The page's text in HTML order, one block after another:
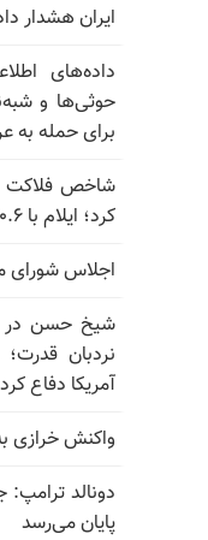
ایران هشدار
داده‌های
حوثی‌ها و
برای حمله به
کرد؛ ایلام با ۱۲۰.۶ درصد در صدر
اجلاس شورای
شیخ حسن در
نردبان قدرت؛
آمریکا دفاع کرد
واکنش خرازی
دونالد
پایان می‌رسد